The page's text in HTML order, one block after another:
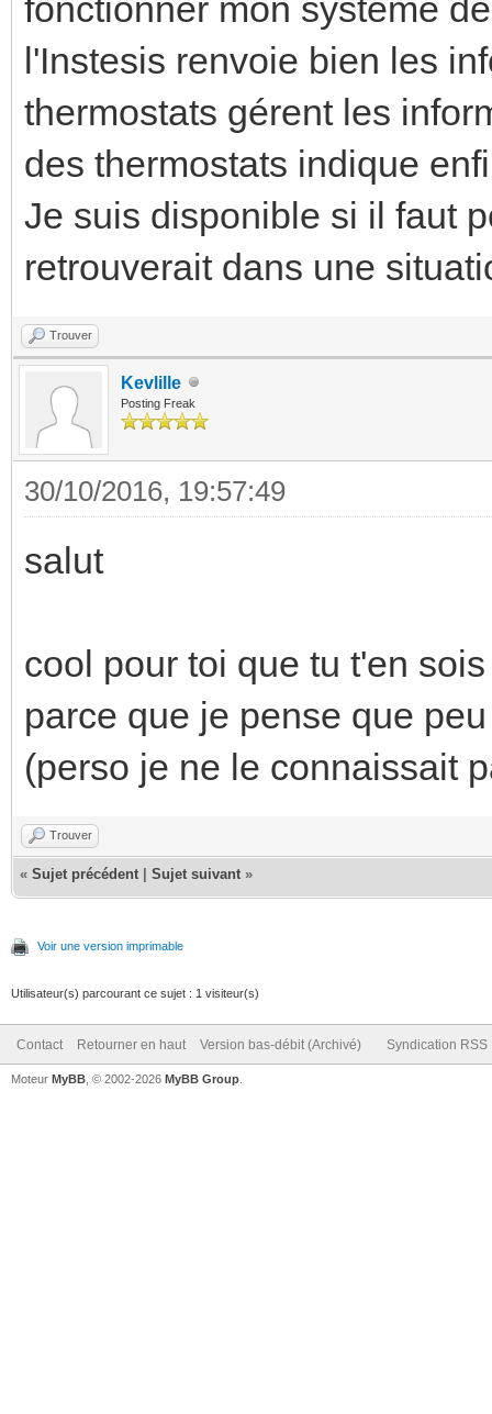
fonctionner mon système
l'Instesis renvoie bien les
thermostats gérent les
des thermostats indique
Je suis disponible si il faut
retrouverait dans une
Trouver
Kevlille
Posting Freak
30/10/2016, 19:57:49
salut
cool pour toi que tu t'en
parce que je pense que
(perso je ne le connaissait
Trouver
« Sujet précédent Sujet suivant »
Voir une version imprimable
Utilisateur(s) parcourant ce sujet : 1 visiteur(s)
Contact Retourner en haut Version bas-débit (Archivé) Syndication RSS
Moteur MyBB , © 2002-2026 MyBB Group